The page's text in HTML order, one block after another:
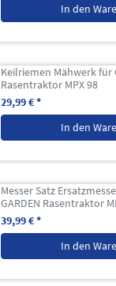
In den
Keilriemen Mähwerk für
Rasentraktor MPX 98
29,99 € *
In den
Messer Satz
GARDEN Rasentraktor
39,99 € *
In den